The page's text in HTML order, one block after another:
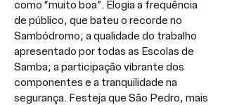
como “muito boa”. Elogia a frequência
de público, que bateu o recorde no
Sambódromo; a qualidade do trabalho
apresentado por todas as Escolas de
Samba; a participação vibrante dos
componentes e a tranquilidade na
segurança. Festeja que São Pedro, mais